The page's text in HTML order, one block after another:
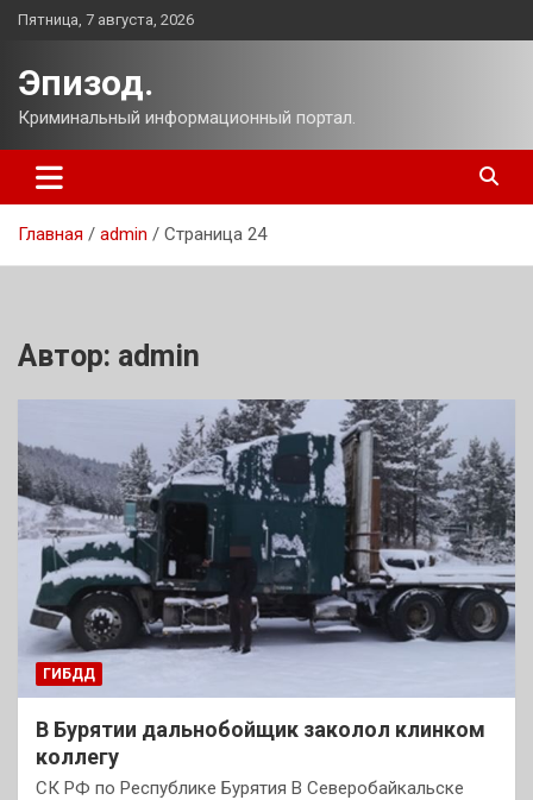
Перейти
Пятница, 7 августа, 2026
Эпизод.
Криминальный информационный портал.
Главная admin Страница 24
Автор: admin
ГИБДД
В Бурятии дальнобойщик заколол клинком
коллегу
CК РФ по Республике Бурятия В Северобайкальске